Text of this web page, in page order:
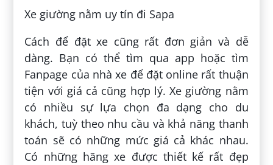
Xe giường nằm uy tín đi Sapa
Cách để đặt xe cũng rất đơn giản và dễ
dàng. Bạn có thể tìm qua app hoặc tìm
Fanpage của nhà xe để đặt online rất thuận
tiện với giá cả cũng hợp lý. Xe giường nằm
có nhiều sự lựa chọn đa dạng cho du
khách, tuỳ theo nhu cầu và khả năng thanh
toán sẽ có những mức giá cả khác nhau.
Có những hãng xe được thiết kế rất đẹp